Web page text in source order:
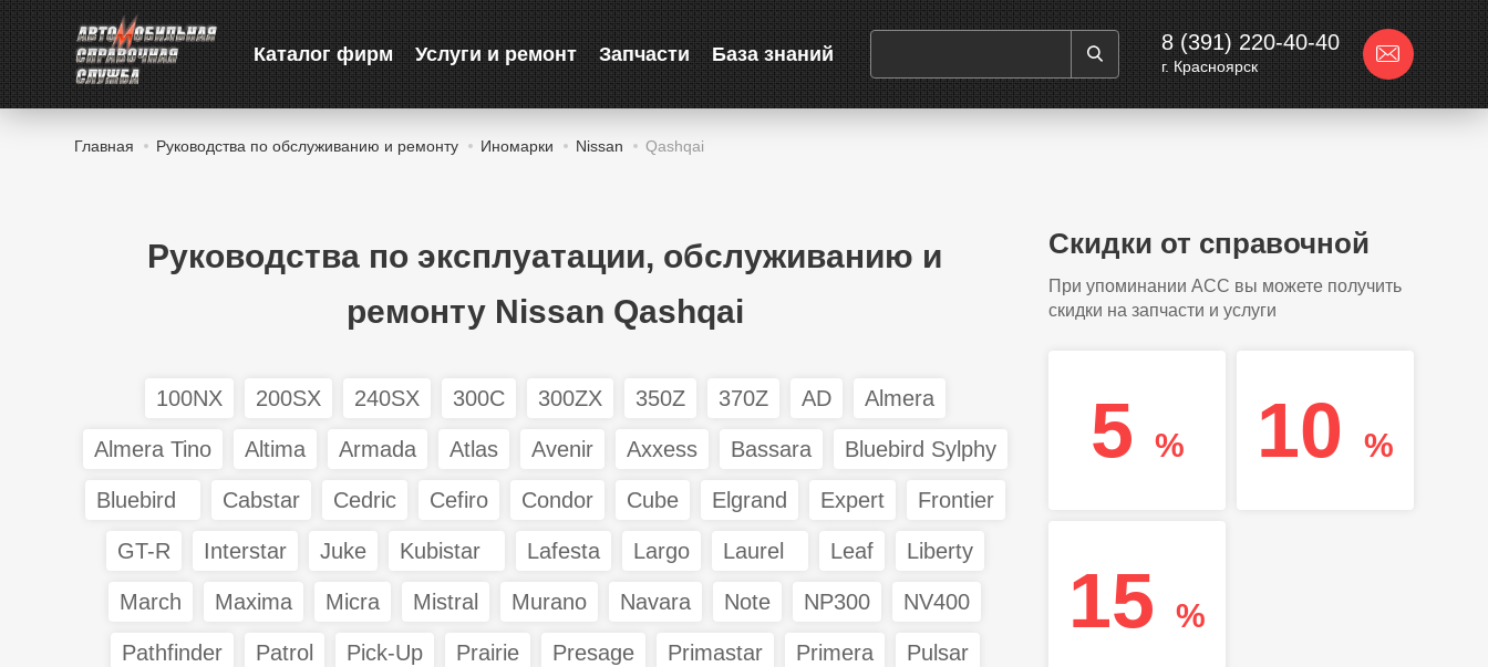
Каталог фирм Услуги и ремонт Запчасти База знаний 8 (391) 220-40-40
г. Красноярск
Главная Руководства по обслуживанию и ремонту Иномарки Nissan Qashqai
Руководства по эксплуатации, обслуживанию и
ремонту Nissan Qashqai
100NX 200SX 240SX 300C 300ZX 350Z 370Z AD Almera
Almera Tino Altima Armada Atlas Avenir Axxess Bassara Bluebird Sylphy
Bluebird Cabstar Cedric Cefiro Condor Cube Elgrand Expert Frontier
GT-R Interstar Juke Kubistar Lafesta Largo Laurel Leaf Liberty
March Maxima Micra Mistral Murano Navara Note NP300 NV400
Pathfinder Patrol Pick-Up Prairie Presage Primastar Primera Pulsar
Скидки от справочной
При упоминании АСС вы можете получить
скидки на запчасти и услуги
5 % 10 %
15 %